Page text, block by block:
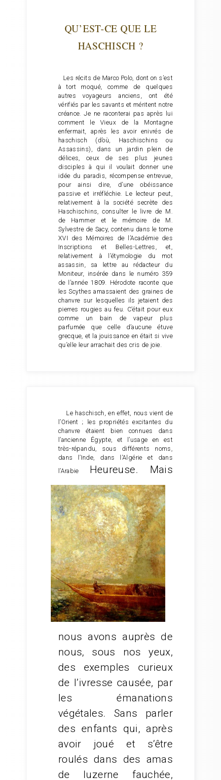
QU’EST-CE QUE LE
HASCHISCH ?
Les récits de Marco Polo, dont on s’est
à tort moqué, comme de quelques
autres voyageurs anciens, ont été
vérifiés par les savants et méritent notre
créance. Je ne raconterai pas après lui
comment le Vieux de la Montagne
enfermait, après les avoir enivrés de
haschisch (d’où, Haschischins ou
Assassins), dans un jardin plein de
délices, ceux de ses plus jeunes
disciples à qui il voulait donner une
idée du paradis, récompense entrevue,
pour ainsi dire, d’une obéissance
passive et irréfléchie. Le lecteur peut,
relativement à la société secrète des
Haschischins, consulter le livre de M.
de Hammer et le mémoire de M.
Sylvestre de Sacy, contenu dans le tome
XVI des Mémoires de l’Académie des
Inscriptions et Belles-Lettres, et,
relativement à l’étymologie du mot
assassin, sa lettre au rédacteur du
Moniteur, insérée dans le numéro 359
de l’année 1809. Hérodote raconte que
les Scythes amassaient des graines de
chanvre sur lesquelles ils jetaient des
pierres rougies au feu. C’était pour eux
comme un bain de vapeur plus
parfumée que celle d’aucune étuve
grecque, et la jouissance en était si vive
qu’elle leur arrachait des cris de joie.
Le haschisch, en effet, nous vient de
l’Orient ; les propriétés excitantes du
chanvre étaient bien connues dans
l’ancienne Égypte, et l’usage en est
très-répandu, sous différents noms,
dans l’Inde, dans l’Algérie et dans
l’Arabie Heureuse. Mais
nous avons auprès de
nous, sous nos yeux,
des exemples curieux
de l’ivresse causée, par
les émanations
végétales. Sans parler
des enfants qui, après
avoir joué et s’être
roulés dans des amas
de luzerne fauchée,